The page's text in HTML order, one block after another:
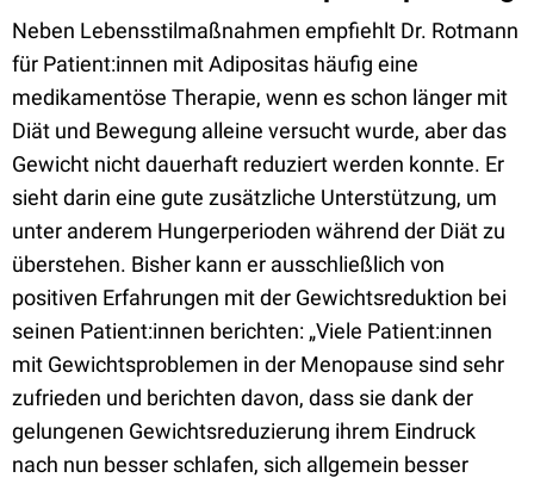
Neben Lebensstilmaßnahmen empfiehlt Dr. Rotmann
für Patient:innen mit Adipositas häufig eine
medikamentöse Therapie, wenn es schon länger mit
Diät und Bewegung alleine versucht wurde, aber das
Gewicht nicht dauerhaft reduziert werden konnte. Er
sieht darin eine gute zusätzliche Unterstützung, um
unter anderem Hungerperioden während der Diät zu
überstehen. Bisher kann er ausschließlich von
positiven Erfahrungen mit der Gewichtsreduktion bei
seinen Patient:innen berichten: „Viele Patient:innen
mit Gewichtsproblemen in der Menopause sind sehr
zufrieden und berichten davon, dass sie dank der
gelungenen Gewichtsreduzierung ihrem Eindruck
nach nun besser schlafen, sich allgemein besser